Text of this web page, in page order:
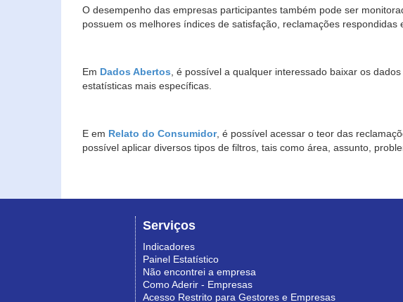
O desempenho das empresas participantes também pode ser
possuem os melhores índices de satisfação, reclamações respondidas
Em Dados Abertos, é possível a qualquer interessado baixar os
estatísticas mais específicas.
E em Relato do Consumidor, é possível acessar o teor das
possível aplicar diversos tipos de filtros, tais como área, assunto,
Serviços
Indicadores
Painel Estatístico
Não encontrei a empresa
Como Aderir - Empresas
Acesso Restrito para Gestores e Empresas